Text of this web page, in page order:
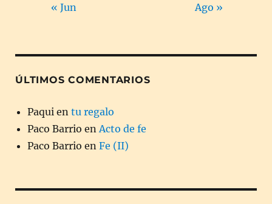
« Jun Ago »
ÚLTIMOS COMENTARIOS
Paqui en tu regalo
Paco Barrio en Acto de fe
Paco Barrio en Fe (II)